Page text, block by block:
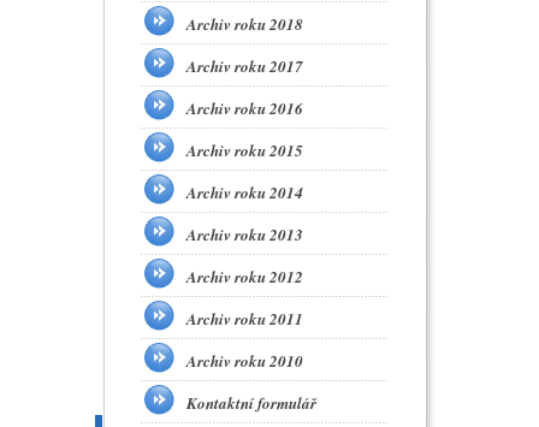
Archiv roku 2018
Archiv roku 2017
Archiv roku 2016
Archiv roku 2015
Archiv roku 2014
Archiv roku 2013
Archiv roku 2012
Archiv roku 2011
Archiv roku 2010
Kontaktní formulář